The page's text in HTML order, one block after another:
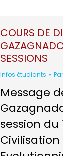
COURS DE
SESSIONS
Infos étudiants
Message
session du